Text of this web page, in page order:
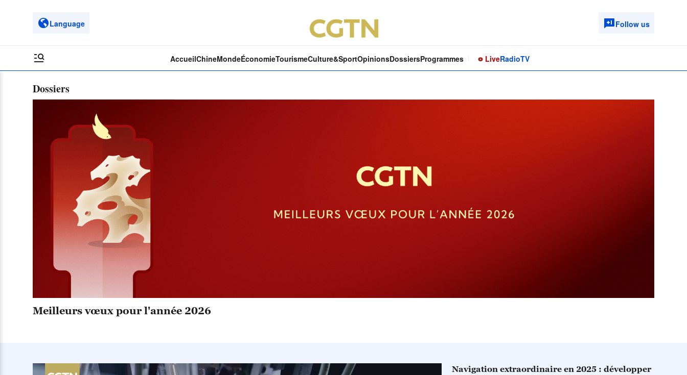
Language Follow us
AccueilChineMondeÉconomieTourismeCulture&SportOpinionsDossiersProgrammes LiveRadioTV
Dossiers
Meilleurs vœux pour l'année 2026
Navigation extraordinaire en 2025 : développer